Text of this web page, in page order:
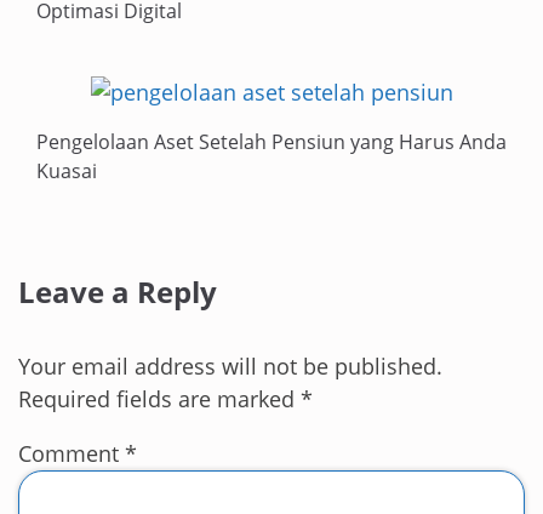
Optimasi Digital
Pengelolaan Aset Setelah Pensiun yang Harus Anda
Kuasai
Leave a Reply
Your email address will not be published.
Required fields are marked *
Comment *